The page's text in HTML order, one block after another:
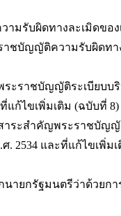
มรับผิดทางละเมิดของ
ชบัญญัติความรับผิดทาง
ะราชบัญญัติระเบียบบ
แก้ไขเพิ่มเติม (ฉบับที่ 8)
าระสำคัญพระราชบัญญั
. 2534 และที่แก้ไขเพิ่ม
นายกรัฐมนตรีว่าด้วยก